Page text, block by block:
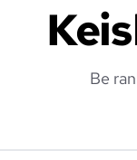
Be